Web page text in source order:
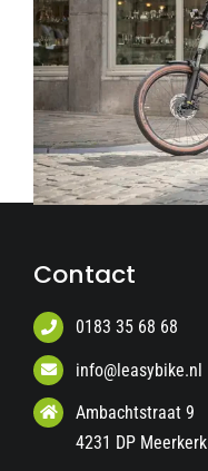
Contact
0183 35 68 68
info@leasybike.nl
Ambachtstraat 9
4231 DP Meerkerk